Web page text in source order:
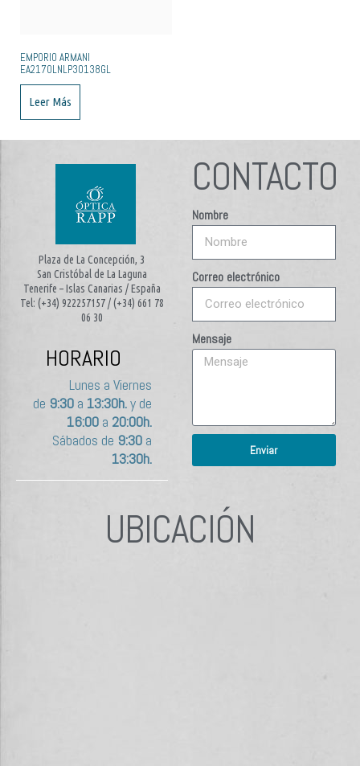
EMPORIO ARMANI
EA2170LNLP30138GL
Leer Más
Plaza de La Concepción, 3
San Cristóbal de La Laguna
Tenerife – Islas Canarias / España
Tel: (+34) 922257157 / (+34) 661 78
06 30
HORARIO
Lunes a Viernes
de 9:30a 13:30h.y de
16:00a 20:00h.
Sábados de 9:30a
13:30h.
CONTACTO
Nombre
Correo electrónico
Mensaje
Enviar
UBICACIÓN